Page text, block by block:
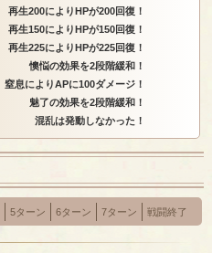
再生200によりHPが200回復！
再生150によりHPが150回復！
再生225によりHPが225回復！
懊悩の効果を2段階緩和！
窒息によりAPに100ダメージ！
魅了の効果を2段階緩和！
混乱は発動しなかった！
5ターン 6ターン 7ターン 戦闘終了